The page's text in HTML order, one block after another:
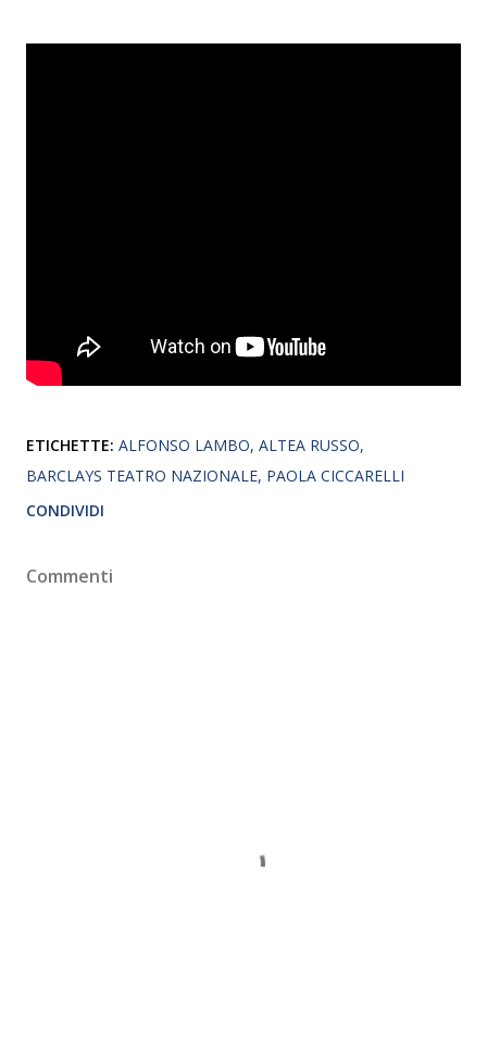
ETICHETTE: ALFONSO LAMBO ALTEA RUSSO
BARCLAYS TEATRO NAZIONALE PAOLA CICCARELLI
CONDIVIDI
Commenti